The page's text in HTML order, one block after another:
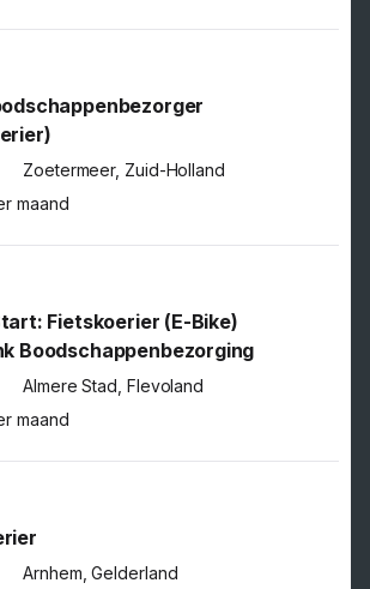
Zoetermeer, Zuid-Holland
maand
Fietskoerier (E-Bike)
Boodschappenbezorging
Almere Stad, Flevoland
maand
Arnhem, Gelderland